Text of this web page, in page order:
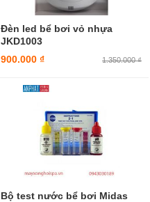
Đèn led bể bơi vỏ nhựa
JKD1003
900.000 ₫
1.350.000 ₫
Bộ test nước bể bơi Midas